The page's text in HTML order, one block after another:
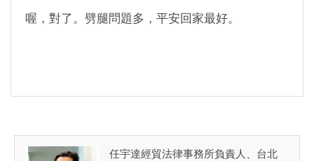
喔，對了。劈腿問題多，平安回家最好。
任宇達經貿法律事務所負責人、台北